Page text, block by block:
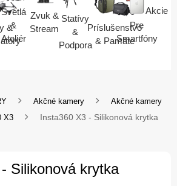
&
Svetlá
&
Ateliér
Zvuk &
Stream
Statívy
&
Podpora
Príslušenstvo
& Pamäte
Pre
Smartfóny
Akcie
Akčné kamery
Akčné kamery
X3
Insta360 X3 - Silikonová krytka
Silikonová krytka